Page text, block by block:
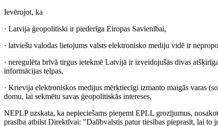
Ievērojot, ka
· Latvija ģeopolitiski ir piederīga Eiropas Savienībai,
· latviešu valodas lietojums valsts elektronisko mediju vidē ir
· neregulēta brīvā tirgus ietekmē Latvijā ir izveidojušās divas
informācijas telpas,
· Krievija elektroniskos medijus mērķtiecīgi izmanto maigās varas
domu, lai sekmētu savas ģeopolitiskās intereses,
NEPLP uzskata, ka nepieciešams pieņemt EPLL grozījumus,
prasība atbilst Direktīvai: "Dalībvalstis patur tiesības pieprasīt, lai to